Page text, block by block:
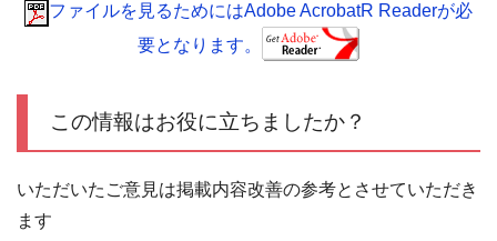
ファイルを見るためにはAdobe AcrobatR Readerが必
要となります。
この情報はお役に立ちましたか？
いただいたご意見は掲載内容改善の参考とさせていただき
ます